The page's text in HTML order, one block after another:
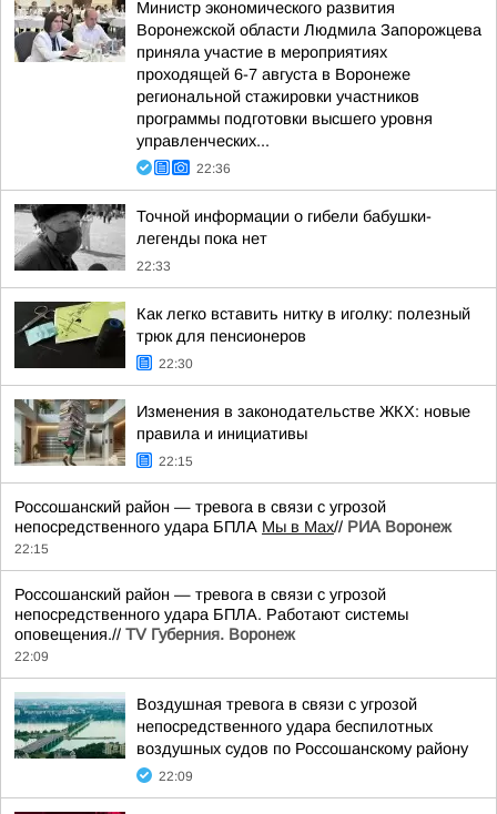
Министр экономического развития
Воронежской области Людмила Запорожцева
приняла участие в мероприятиях
проходящей 6-7 августа в Воронеже
региональной стажировки участников
программы подготовки высшего уровня
управленческих...
22:36
Точной информации о гибели бабушки-
легенды пока нет
22:33
Как легко вставить нитку в иголку: полезный
трюк для пенсионеров
22:30
Изменения в законодательстве ЖКХ: новые
правила и инициативы
22:15
Россошанский район — тревога в связи с угрозой
непосредственного удара БПЛА Мы в Мах// РИА Воронеж
22:15
Россошанский район — тревога в связи с угрозой
непосредственного удара БПЛА. Работают системы
оповещения.// TV Губерния. Воронеж
22:09
Воздушная тревога в связи с угрозой
непосредственного удара беспилотных
воздушных судов по Россошанскому району
22:09